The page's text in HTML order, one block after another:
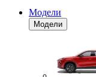
Модели
Модели